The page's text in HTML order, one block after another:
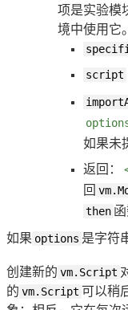
项是实验模
境中使用它。
script
如果未
返回：
回
then
如果 options 是字符
创建新的 vm.Script
的 vm.Script 可以稍